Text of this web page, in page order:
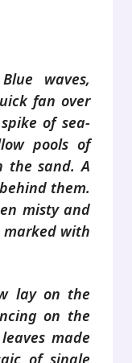
waves,
fan over
of sea-
pools of
the sand. A
them.
misty and
with
lay on the
on the
made
of single